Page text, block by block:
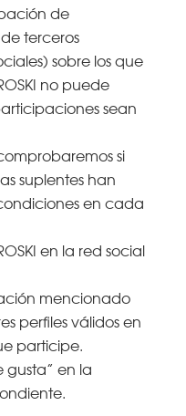
de
terceros
sobre los que
no puede
sean
si
suplentes han
en cada
en la red social
mencionado
perfiles válidos en
participe.
en la